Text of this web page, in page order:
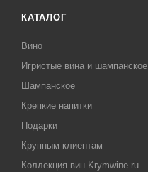
КАТАЛОГ
Вино
Игристые вина и шампанское
Шампанское
Крепкие напитки
Подарки
Крупным клиентам
Коллекция вин Krymwine.ru